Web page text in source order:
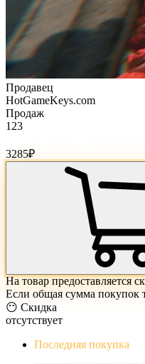
Продавец
HotGameKeys.com
Продаж
123
3285₽
На товар предоставляется
Если общая сумма покупок
😶 Скидка
отсутствует
Последняя покупка